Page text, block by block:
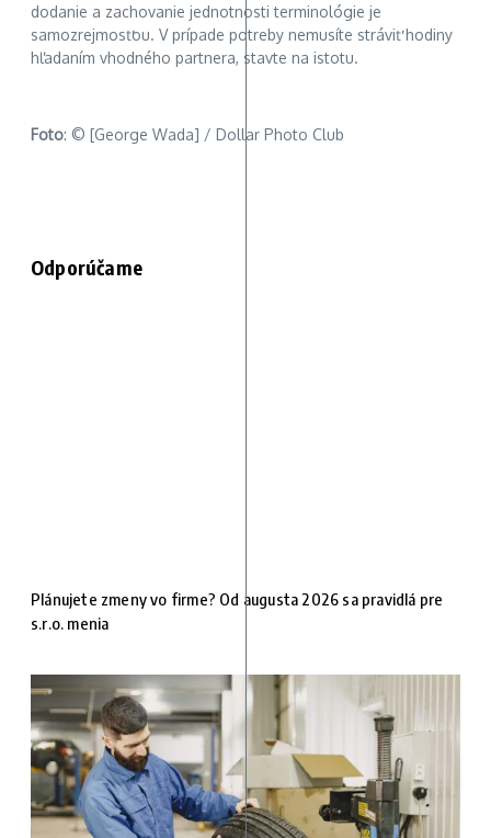
dodanie a zachovanie jednotnosti terminológie je
samozrejmosťou. V prípade potreby nemusíte stráviť hodiny
hľadaním vhodného partnera, stavte na istotu.
Foto: © [George Wada] / Dollar Photo Club
Odporúčame
Plánujete zmeny vo firme? Od augusta 2026 sa pravidlá pre
s.r.o. menia